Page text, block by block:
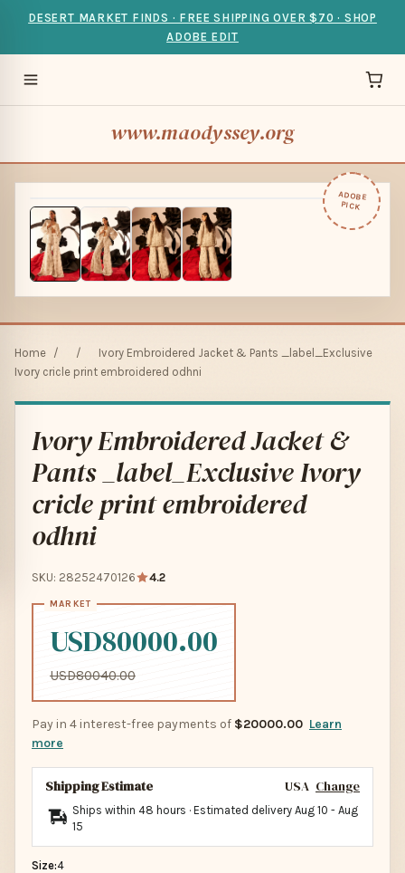
DESERT MARKET FINDS · FREE SHIPPING OVER $70 · SHOP
ADOBE EDIT
www.maodyssey.org
ADOBE
PICK
Home / /
Ivory Embroidered Jacket & Pants _label_Exclusive
Ivory cricle print embroidered odhni
Ivory Embroidered Jacket &
Pants _label_Exclusive Ivory
cricle print embroidered
odhni
SKU: 28252470126 4.2
USD80000.00
USD80040.00
Pay in 4 interest-free payments of $20000.00 Learn
more
Shipping Estimate USA Change
Ships within 48 hours · Estimated delivery Aug 10 - Aug
15
Size:4